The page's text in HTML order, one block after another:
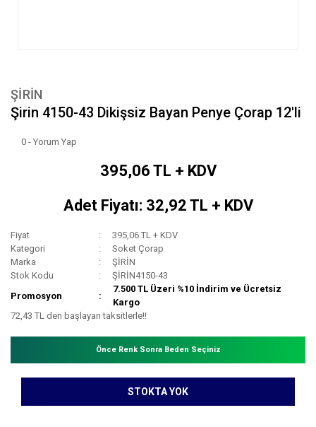
ŞİRİN
Şirin 4150-43 Dikişsiz Bayan Penye Çorap 12'li
0 - Yorum Yap
395,06 TL + KDV
Adet Fiyatı: 32,92 TL + KDV
Fiyat
395,06 TL + KDV
Kategori
Soket Çorap
Marka
ŞİRİN
Stok Kodu
ŞİRİN4150-43
Promosyon
7.500 TL Üzeri %10 İndirim ve Ücretsiz
Kargo
72,43 TL den başlayan taksitlerle!!
Önce Renk Sonra Beden Seçiniz
STOKTA YOK